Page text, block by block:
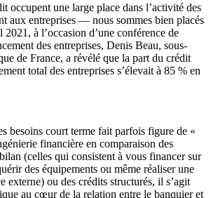
occupent une large place dans l’activité des
aux entreprises — nous sommes bien placés
à l’occasion d’une conférence de
des entreprises, Denis Beau, sous-
de France, a révélé que la part du crédit
total des entreprises s’élevait à 85 % en
besoins court terme fait parfois figure de «
financière en comparaison des
(celles qui consistent à vous financer sur
des équipements ou même réaliser une
externe) ou des crédits structurés, il s’agit
au cœur de la relation entre le banquier et